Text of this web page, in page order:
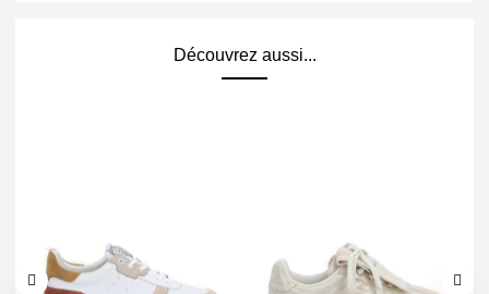
Découvrez aussi...